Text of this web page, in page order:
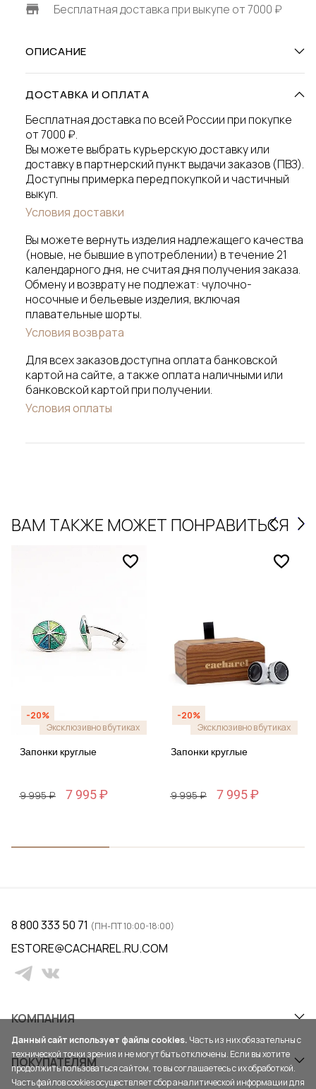
Бесплатная доставка при выкупе от 7000 ₽
ОПИСАНИЕ
ДОСТАВКА И ОПЛАТА
Бесплатная доставка по всей России при покупке
от 7000 ₽.
Вы можете выбрать курьерскую доставку или
доставку в партнерский пункт выдачи заказов (ПВЗ).
Доступны примерка перед покупкой и частичный
выкуп.
Условия доставки
Вы можете вернуть изделия надлежащего качества
(новые, не бывшие в употреблении) в течение 21
календарного дня, не считая дня получения заказа.
Обмену и возврату не подлежат: чулочно-
носочные и бельевые изделия, включая
плавательные шорты.
Условия возврата
Для всех заказов доступна оплата банковской
картой на сайте, а также оплата наличными или
банковской картой при получении.
Условия оплаты
ВАМ ТАКЖЕ МОЖЕТ ПОНРАВИТЬСЯ
-20%
Эксклюзивно в бутиках
Запонки круглые
9 995 ₽ 7 995 ₽
-20%
Эксклюзивно в бутиках
Запонки круглые
9 995 ₽ 7 995 ₽
КОМПАНИЯ
ПОКУПАТЕЛЯМ
8 800 333 50 71 (ПН-ПТ 10:00-18:00)
ESTORE@CACHAREL.RU.COM
Данный сайт использует файлы cookies. Часть из них обязательны с
технической точки зрения и не могут быть отключены. Если вы хотите
продолжить пользоваться сайтом, то вы соглашаетесь с их обработкой.
Часть файлов cookies осуществляет сбор аналитической информации для